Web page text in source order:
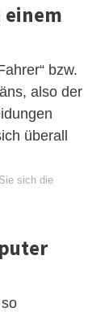
einem
bzw.
also der
überall
sich die